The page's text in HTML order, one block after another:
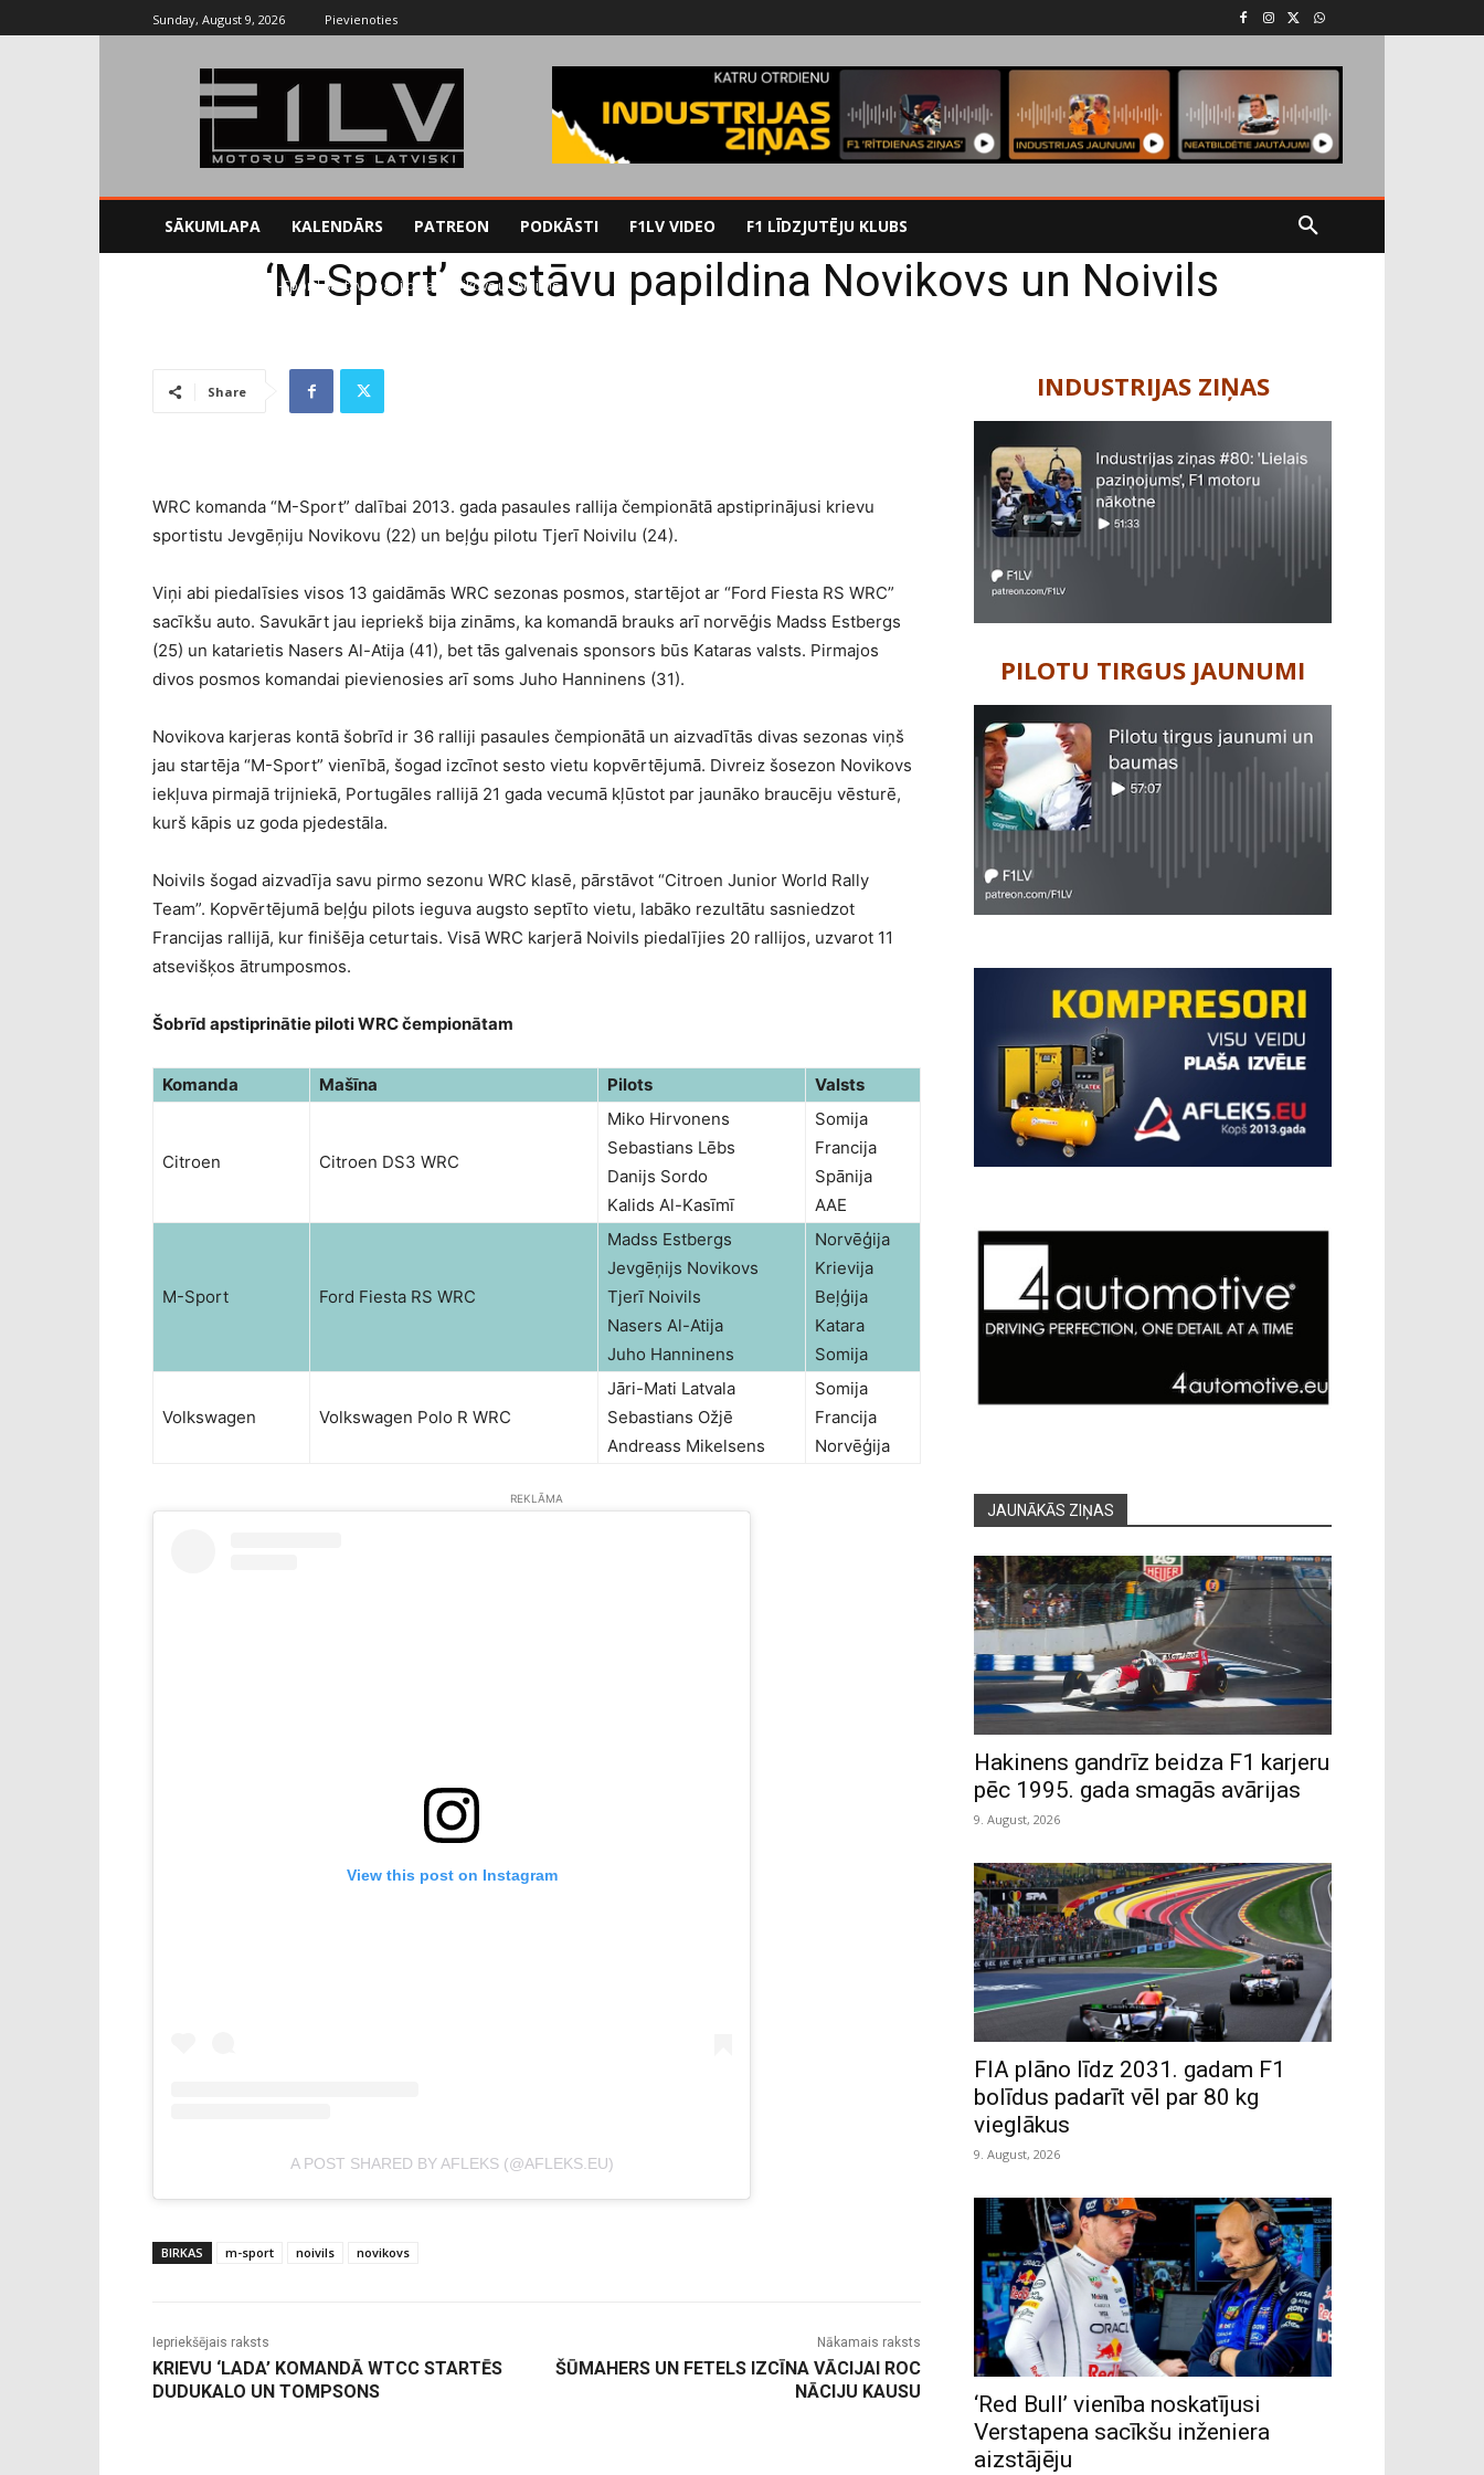
Sunday, August 9, 2026 Pievienoties
SĀKUMLAPA KALENDĀRS PATREON PODKĀSTI F1LV VIDEO F1 LĪDZJUTĒJU KLUBS
'M-Sport' sastāvu papildina Novikovs un Noivils
‘M-Sport’ sastāvu papildina Novikovs un Noivils
Share
WRC komanda “M-Sport” dalībai 2013. gada pasaules rallija čempionātā apstiprinājusi krievu
sportistu Jevgēņiju Novikovu (22) un beļģu pilotu Tjerī Noivilu (24).
Viņi abi piedalīsies visos 13 gaidāmās WRC sezonas posmos, startējot ar “Ford Fiesta RS WRC”
sacīkšu auto. Savukārt jau iepriekš bija zināms, ka komandā brauks arī norvēģis Madss Estbergs
(25) un katarietis Nasers Al-Atija (41), bet tās galvenais sponsors būs Kataras valsts. Pirmajos
divos posmos komandai pievienosies arī soms Juho Hanninens (31).
Novikova karjeras kontā šobrīd ir 36 ralliji pasaules čempionātā un aizvadītās divas sezonas viņš
jau startēja “M-Sport” vienībā, šogad izcīnot sesto vietu kopvērtējumā. Divreiz šosezon Novikovs
iekļuva pirmajā trijniekā, Portugāles rallijā 21 gada vecumā kļūstot par jaunāko braucēju vēsturē,
kurš kāpis uz goda pjedestāla.
Noivils šogad aizvadīja savu pirmo sezonu WRC klasē, pārstāvot “Citroen Junior World Rally
Team”. Kopvērtējumā beļģu pilots ieguva augsto septīto vietu, labāko rezultātu sasniedzot
Francijas rallijā, kur finišēja ceturtais. Visā WRC karjerā Noivils piedalījies 20 rallijos, uzvarot 11
atsevišķos ātrumposmos.
Šobrīd apstiprinātie piloti WRC čempionātam
Komanda Mašīna Pilots Valsts
Citroen Citroen DS3 WRC
Miko Hirvonens
Sebastians Lēbs
Danijs Sordo
Kalids Al-Kasīmī
Somija
Francija
Spānija
AAE
M-Sport Ford Fiesta RS WRC
Madss Estbergs
Jevgēņijs Novikovs
Tjerī Noivils
Nasers Al-Atija
Juho Hanninens
Norvēģija
Krievija
Beļģija
Katara
Somija
Volkswagen Volkswagen Polo R WRC
Jāri-Mati Latvala
Sebastians Ožjē
Andreass Mikelsens
Somija
Francija
Norvēģija
REKLĀMA
View this post on Instagram
A POST SHARED BY AFLEKS (@AFLEKS.EU)
BIRKAS m-sport noivils novikovs
Iepriekšējais raksts
KRIEVU ‘LADA’ KOMANDĀ WTCC STARTĒS
DUDUKALO UN TOMPSONS
Nākamais raksts
ŠŪMAHERS UN FETELS IZCĪNA VĀCIJAI ROC
NĀCIJU KAUSU
INDUSTRIJAS ZIŅAS
PILOTU TIRGUS JAUNUMI
JAUNĀKĀS ZIŅAS
Hakinens gandrīz beidza F1 karjeru
pēc 1995. gada smagās avārijas
9. August, 2026
FIA plāno līdz 2031. gadam F1
bolīdus padarīt vēl par 80 kg
vieglākus
9. August, 2026
‘Red Bull’ vienība noskatījusi
Verstapena sacīkšu inženiera
aizstājēju